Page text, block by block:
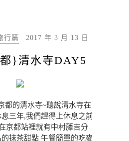
行篇 2017 年 3 月 13 日
}清水寺DAY5
都的清水寺~聽說清水寺在
三年,我們趕得上休息之前
京都站裡就有中村藤吉分
抹茶甜點 午餐簡單的吃麥